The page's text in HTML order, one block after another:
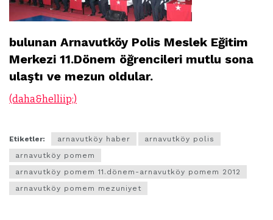
bulunan Arnavutköy Polis Meslek Eğitim
Merkezi 11.Dönem öğrencileri mutlu sona
ulaştı ve mezun oldular.
(daha&helliip;)
Etiketler: arnavutköy haber
arnavutköy polis
arnavutköy pomem
arnavutköy pomem 11.dönem-arnavutköy pomem 2012
arnavutköy pomem mezuniyet